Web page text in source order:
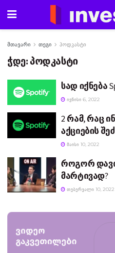
მთავარი თეგი პოდკასტი
ჭდე: პოდკასტი
სად იქნება
ᲘᲕᲜᲘᲡᲘ 6, 2022
2 რამ, რაც
აქციების
ᲛᲐᲘᲡᲘ 10, 2022
როგორ
მარტივად?
ᲗᲔᲑᲔᲠᲕᲐᲚᲘ 10, 2022